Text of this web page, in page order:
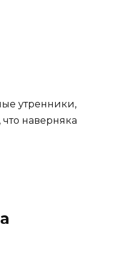
утренники,
наверняка